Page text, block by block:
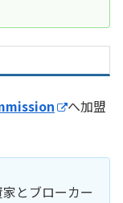
へ加盟
とブローカー